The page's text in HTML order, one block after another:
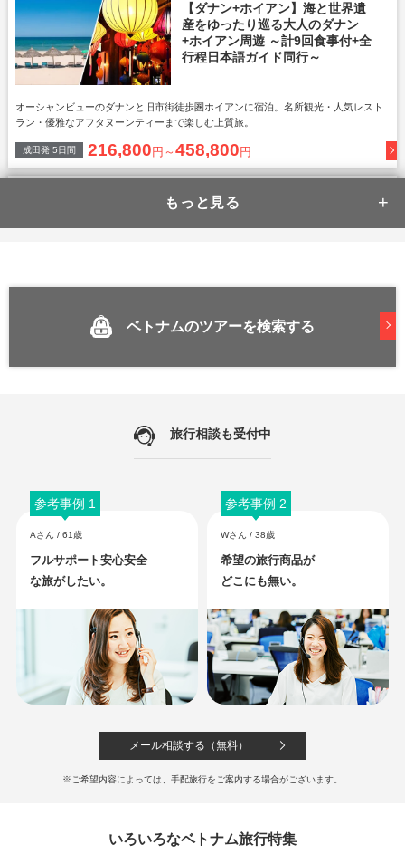
【ダナン+ホイアン】海と世界遺
産をゆったり巡る大人のダナン
+ホイアン周遊 ～計9回食事付+全
行程日本語ガイド同行～
オーシャンビューのダナンと旧市街徒歩圏ホイアンに宿泊。名所観光・人気レスト
ラン・優雅なアフタヌーンティーまで楽しむ上質旅。
成田発 5日間 216,800円～ 458,800円
【ハノイ1泊＋ハロン湾クルーズ1
ホテル「メリアハノイ」滞在
とに楽しめる選べる特典付き
＜非日常の静寂＞ウェルネスリゾート「ピルグリミッジ・ヴィレッジ」泊
成田発5日間 425,800円
はじめてのベトナム旅にも
観光しやすい立地が魅力のスタイリッシュ4つ星「ザ・チーブティック・ハノイ」宿
114,800 円～371,800円
ベトナムのツアーを検索する
旅行相談も受付中
参考事例 1
Aさん / 61歳
フルサポート安心安全
な旅がしたい。
参考事例 2
Wさん / 38歳
希望の旅行商品が
どこにも無い。
メール相談する（無料）
※ご希望内容によっては、手配旅行をご案内する場合がございます。
いろいろなベトナム旅行特集